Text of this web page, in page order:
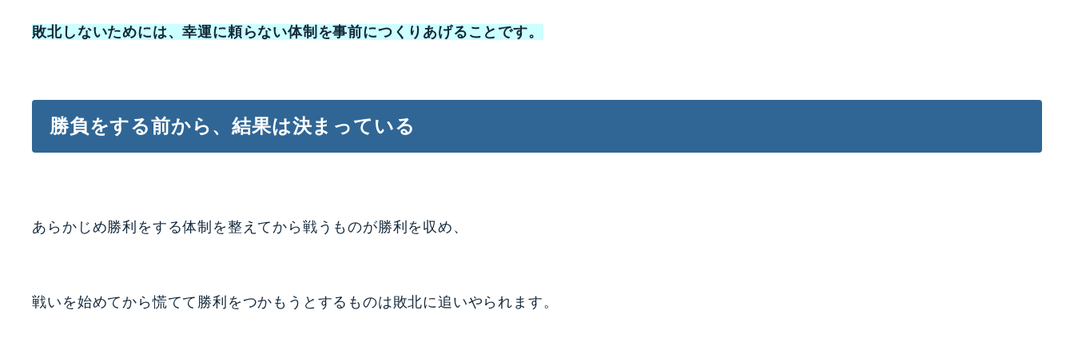
敗北しないためには、幸運に頼らない体制を事前につくりあげることです。
勝負をする前から、結果は決まっている
あらかじめ勝利をする体制を整えてから戦うものが勝利を収め、
戦いを始めてから慌てて勝利をつかもうとするものは敗北に追いやられます。